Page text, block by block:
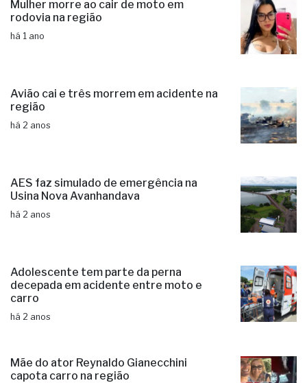
Mulher morre ao cair de moto em
rodovia na região
há 1 ano
Avião cai e três morrem em acidente na
região
há 2 anos
AES faz simulado de emergência na
Usina Nova Avanhandava
há 2 anos
Adolescente tem parte da perna
decepada em acidente entre moto e
carro
há 2 anos
Mãe do ator Reynaldo Gianecchini
capota carro na região